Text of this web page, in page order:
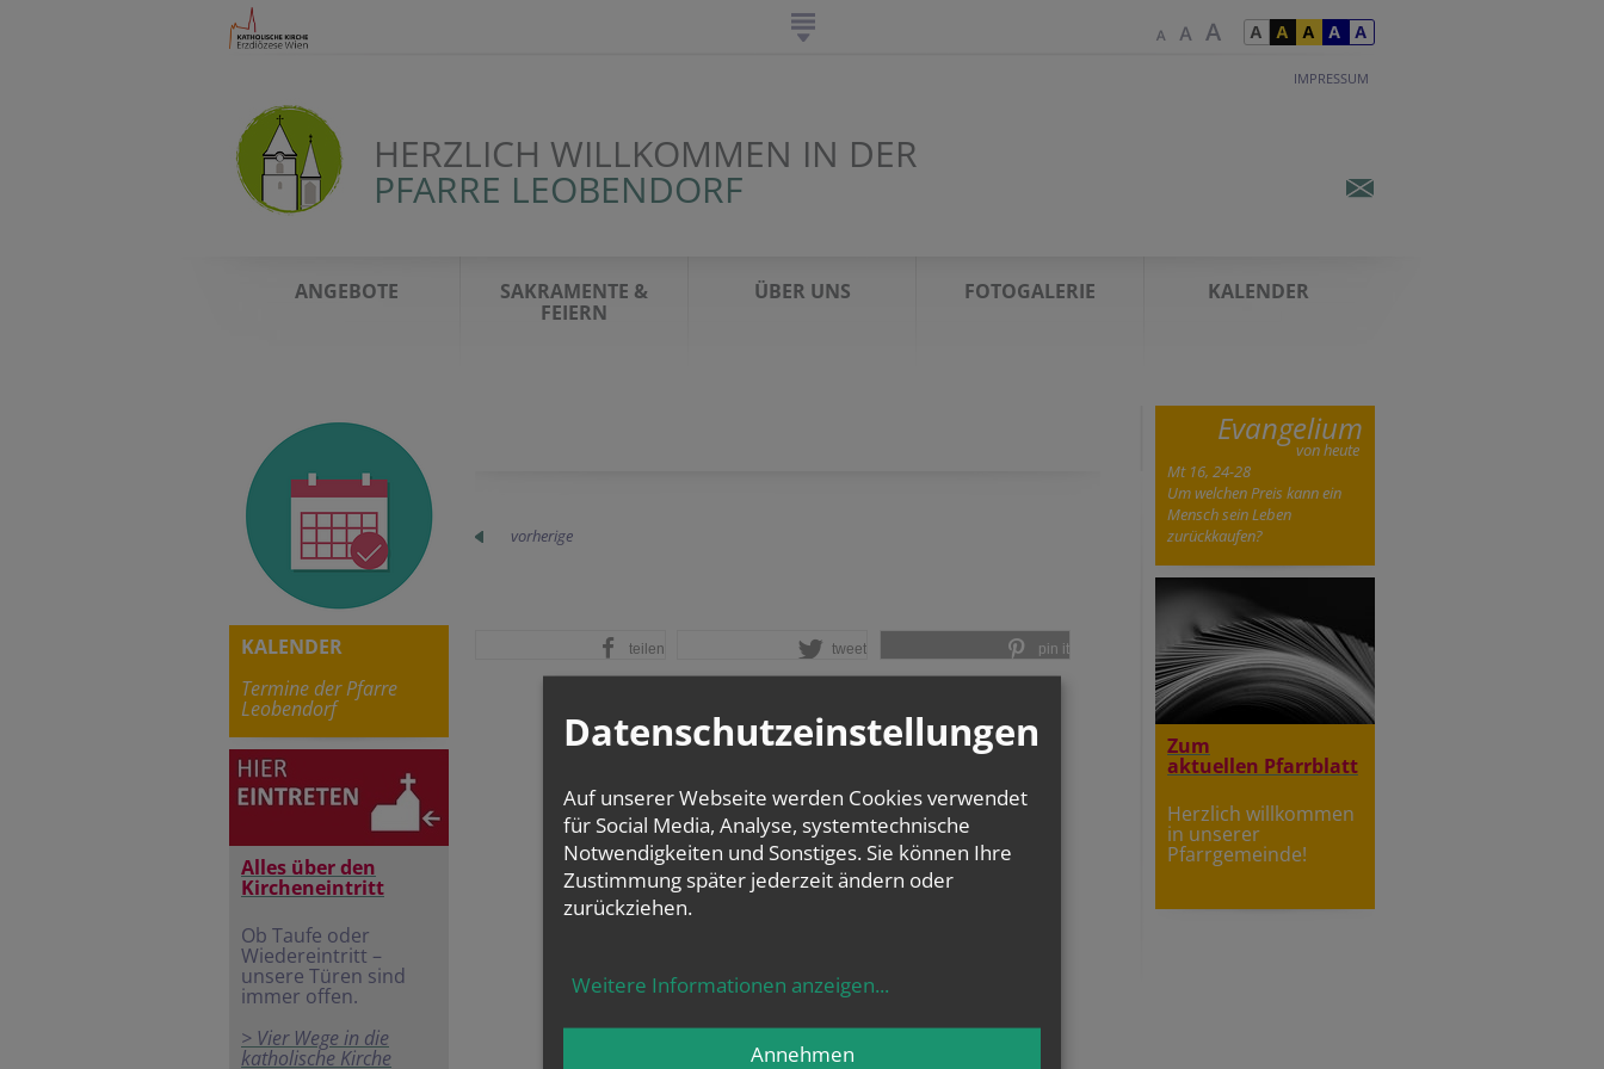
IMPRESSUM
HERZLICH WILLKOMMEN IN DER
PFARRE LEOBENDORF
ANGEBOTE
SAKRAMENTE &
FEIERN
ÜBER UNS FOTOGALERIE KALENDER
KALENDER
Termine der Pfarre
Leobendorf
Alles über den
Kircheneintritt
Ob Taufe oder
Wiedereintritt –
unsere Türen sind
immer offen.
> Vier Wege in die
katholische Kirche
vorherige
teilen tweet pin it
Evangelium
von heute
Mt 16, 24-28
Um welchen Preis kann ein
Mensch sein Leben
zurückkaufen?
Zum
aktuellen Pfarrblatt
Herzlich willkommen
in unserer
Pfarrgemeinde!
Datenschutzeinstellungen
Auf unserer Webseite werden Cookies verwendet
für Social Media, Analyse, systemtechnische
Notwendigkeiten und Sonstiges. Sie können Ihre
Zustimmung später jederzeit ändern oder
zurückziehen.
Weitere Informationen anzeigen...
Annehmen